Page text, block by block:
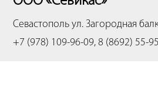
Севастополь ул. Загородная
+7 (978) 109-96-09, 8 (8692) 55-